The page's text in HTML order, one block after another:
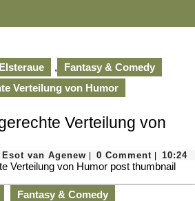
Elsteraue ,
Fantasy & Comedy
Verteilung von Humor
Verteilung von
van AgenewErik
Esot
Agenew
0 Comment 10:24
Fantasy & Comedy